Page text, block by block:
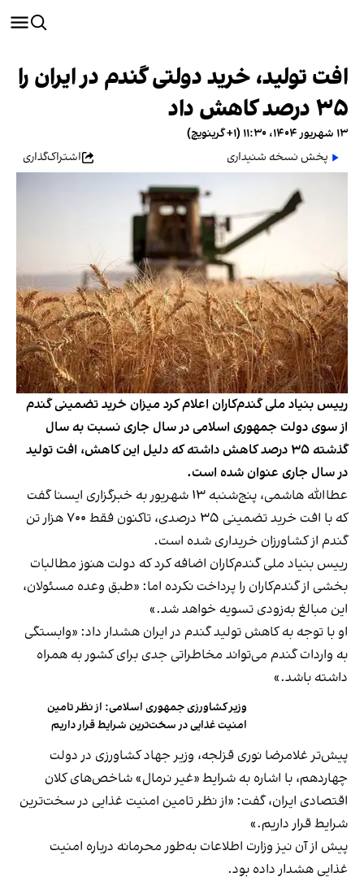
افت تولید، خرید دولتی گندم در ایران را
۳۵ درصد کاهش داد
۱۳ شهریور ۱۴۰۴، ۱۱:۳۰ (‎+۱ گرینویچ)
پخش نسخه شنیداری
اشتراک‌گذاری
رییس بنیاد ملی گندم‌کاران اعلام کرد میزان خرید تضمینی گندم
از سوی دولت جمهوری اسلامی در سال جاری نسبت به سال
گذشته ۳۵ درصد کاهش داشته که دلیل این کاهش، افت تولید
در سال جاری عنوان شده است.
عطاالله هاشمی، پنج‌شنبه ۱۳ شهریور به خبرگزاری ایسنا گفت
که با افت خرید تضمینی ۳۵ درصدی، تاکنون فقط ۷۰۰ هزار تن
گندم از کشاورزان خریداری شده است.
رییس بنیاد ملی گندم‌کاران اضافه کرد که دولت هنوز مطالبات
بخشی از گندم‌کاران را پرداخت نکرده اما: «طبق وعده مسئولان،
این مبالغ به‌زودی تسویه خواهد شد.»
او با توجه به کاهش تولید گندم در ایران هشدار داد: «وابستگی
به واردات گندم می‌تواند مخاطراتی جدی برای کشور به همراه
داشته باشد.»
وزیر کشاورزی جمهوری اسلامی: از نظر تامین
امنیت غذایی در سخت‌ترین شرایط قرار داریم
پیش‌تر غلامرضا نوری قزلجه، وزیر جهاد کشاورزی در دولت
چهاردهم، با اشاره به شرایط «غیر نرمال» شاخص‌های کلان
اقتصادی ایران، گفت: «از نظر تامین امنیت غذایی در سخت‌ترین
شرایط قرار داریم.»
پیش از آن نیز وزارت اطلاعات به‌طور محرمانه درباره امنیت
غذایی هشدار داده بود.